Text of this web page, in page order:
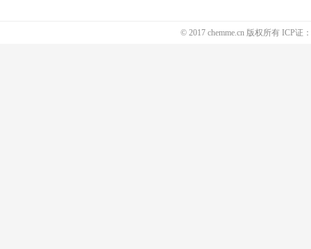
© 2017 chemme.cn 版权所有 ICP证：